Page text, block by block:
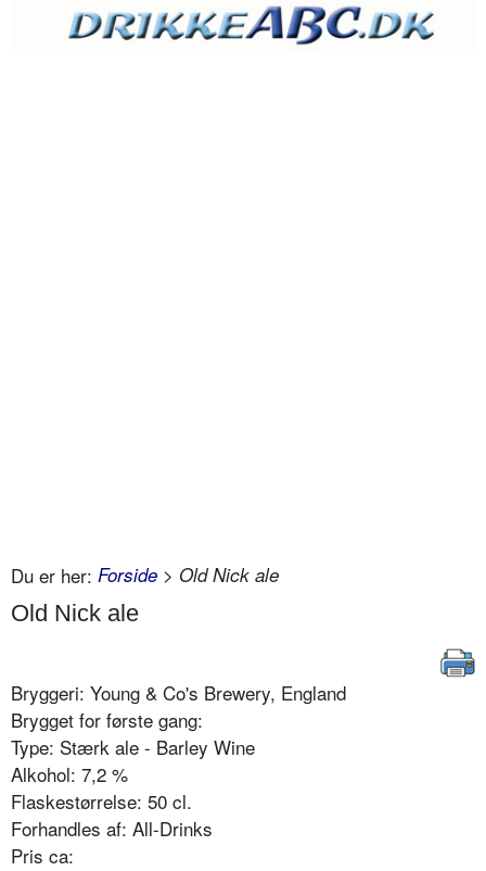
Du er her: Forside > Old Nick ale
Old Nick ale
Bryggeri: Young & Co's Brewery, England
Brygget for første gang:
Type: Stærk ale - Barley Wine
Alkohol: 7,2 %
Flaskestørrelse: 50 cl.
Forhandles af: All-Drinks
Pris ca: